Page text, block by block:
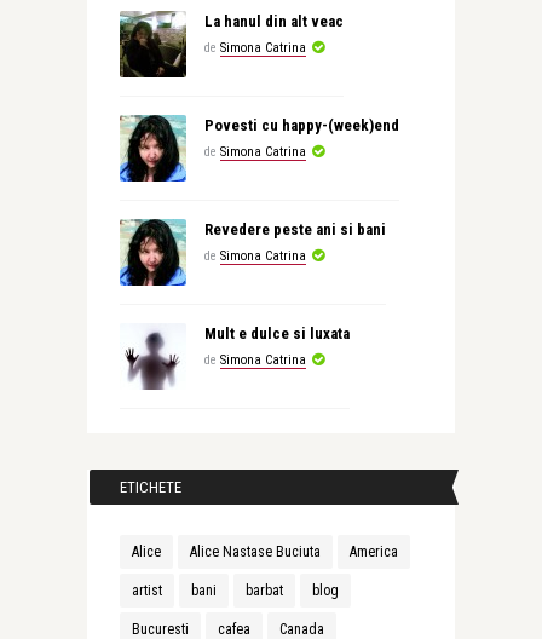
La hanul din alt veac
de Simona Catrina
Povesti cu happy-(week)end
de Simona Catrina
Revedere peste ani si bani
de Simona Catrina
Mult e dulce si luxata
de Simona Catrina
ETICHETE
Alice Alice Nastase Buciuta America
artist bani barbat blog
Bucuresti cafea Canada